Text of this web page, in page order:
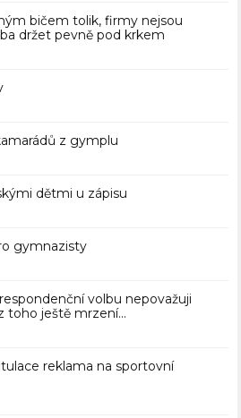
bičem tolik, firmy nejsou
držet pevně pod krkem
z gymplu
dětmi u zápisu
gymnazisty
volbu nepovažuji
toho ještě mrzení…
reklama na sportovní